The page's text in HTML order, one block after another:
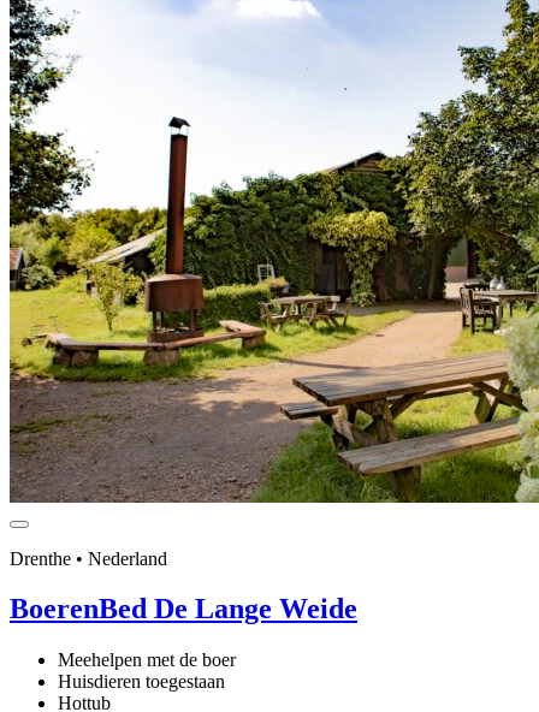
Drenthe • Nederland
BoerenBed De Lange Weide
Meehelpen met de boer
Huisdieren toegestaan
Hottub